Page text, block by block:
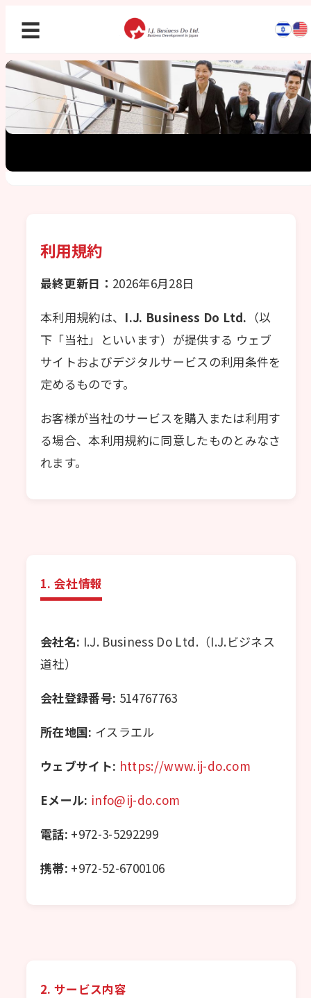
☰
利用規約
最終更新日： 2026年6月28日
本利用規約は、 I.J. Business Do Ltd. （以
下「当社」といいます）が提供する ウェブ
サイトおよびデジタルサービスの利用条件を
定めるものです。
お客様が当社のサービスを購入または利用す
る場合、本利用規約に同意したものとみなさ
れます。
1. 会社情報
会社名: I.J. Business Do Ltd.（I.J.ビジネス
道社）
会社登録番号: 514767763
所在地国: イスラエル
ウェブサイト: https://www.ij-do.com
Eメール: info@ij-do.com
電話: +972-3-5292299
携帯: +972-52-6700106
2. サービス内容